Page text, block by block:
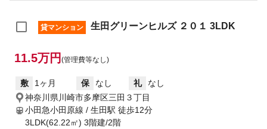
貸マンション 生田グリーンヒルズ ２０１ 3LDK
11.5万円 (管理費等なし)
敷 1ヶ月 保 なし 礼
なし
神奈川県川崎市多摩区三田３丁目
小田急小田原線 / 生田駅 徒歩12分
3LDK(62.22㎡) 3階建/2階